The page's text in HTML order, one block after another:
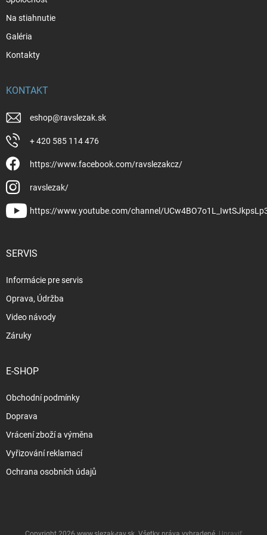
Na stiahnutie
Galéria
Kontakty
KONTAKT
eshop@ravslezak.sk
+ 420 585 114 476
https://www.facebook.com/ravslezakcz/
ravslezak/
https://www.youtube.com/channel/
SERVIS
Informácie pre servis
Oprava, Údržba
Video návody
Záruky
E-SHOP
Obchodní podmínky
Doprava
Vrácení zboží a výměna
Vyřizování reklamací
Ochrana osobních údajů